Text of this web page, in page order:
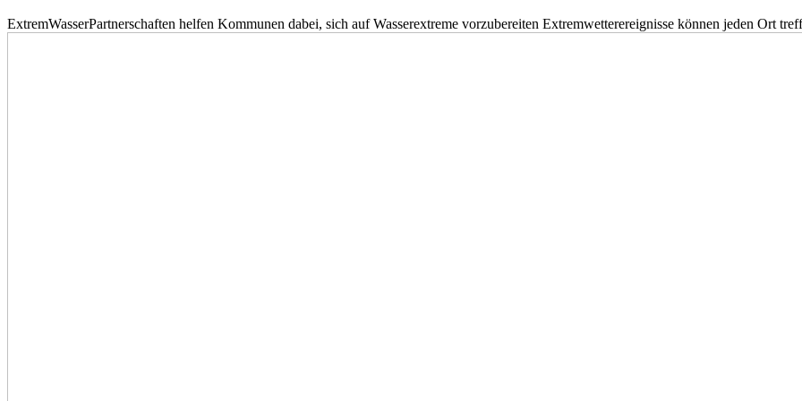
ExtremWasserPartnerschaften helfen Kommunen dabei, sich auf Wasserextreme vorzubereiten Extremwetterereignisse können jeden Ort